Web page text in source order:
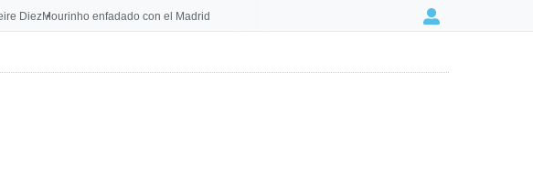
DiezMourinho enfadado con el Madrid Login